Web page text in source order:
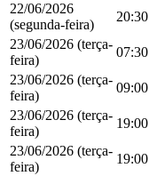
22/06/2026
(segunda-feira)
20:30
23/06/2026 (terça-
feira)
07:30
23/06/2026 (terça-
feira)
09:00
23/06/2026 (terça-
feira)
19:00
23/06/2026 (terça-
feira)
19:00